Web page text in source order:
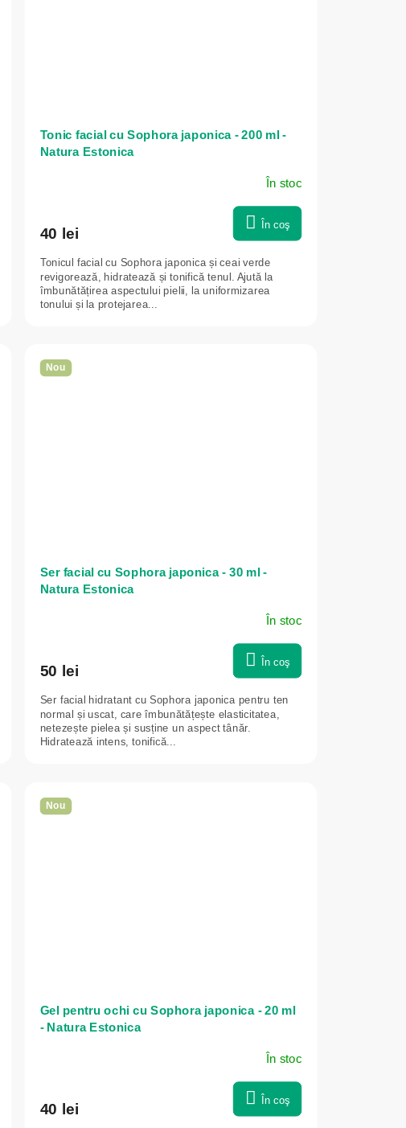
Tonic facial cu Sophora japonica - 200 ml -
Natura Estonica
În stoc
40 lei În coş
Tonicul facial cu Sophora japonica și ceai verde
revigorează, hidratează și tonifică tenul. Ajută la
îmbunătățirea aspectului pielii, la uniformizarea
tonului și la protejarea...
Nou
Ser facial cu Sophora japonica - 30 ml -
Natura Estonica
În stoc
50 lei
În coş
Ser facial hidratant cu Sophora japonica pentru ten
normal și uscat, care îmbunătățește elasticitatea,
netezește pielea și susține un aspect tânăr.
Hidratează intens, tonifică...
Nou
Gel pentru ochi cu Sophora japonica - 20 ml
- Natura Estonica
În stoc
40 lei
În coş